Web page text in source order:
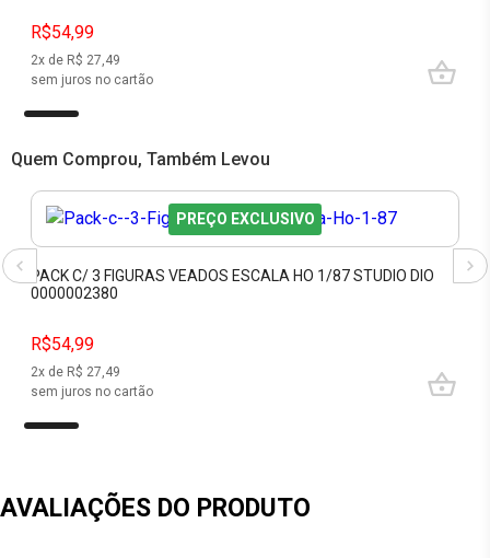
R$54,99
2x de R$ 27,49
sem juros no cartão
Quem Comprou, Também Levou
PREÇO EXCLUSIVO
PACK C/ 3 FIGURAS VEADOS ESCALA HO 1/87 STUDIO DIO
0000002380
R$54,99
2x de R$ 27,49
sem juros no cartão
AVALIAÇÕES DO PRODUTO